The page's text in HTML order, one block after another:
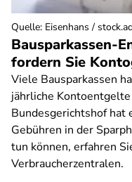
Bausparkassen-
fordern Sie
Viele Bausparkassen
jährliche
Bundesgerichtshof hat
Gebühren in der
tun können, erfahren
Verbraucherzentralen.
Quelle: Eisenhans /